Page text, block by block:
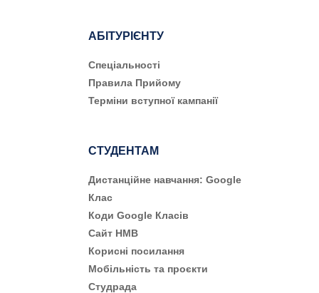
АБІТУРІЄНТУ
Cпеціальності
Правила Прийому
Терміни вступної кампанії
СТУДЕНТАМ
Дистанційне навчання: Google
Клас
Коди Google Класів
Сайт НМВ
Корисні посилання
Мобільність та проєкти
Студрада